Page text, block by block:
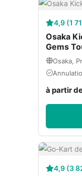
4,9 (1
Osaka
Gems
Osaka,
à partir
4,9 (3